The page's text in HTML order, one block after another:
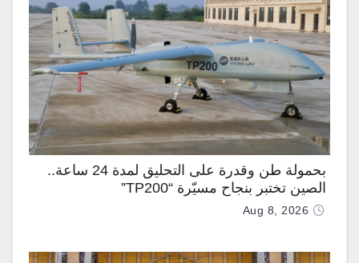
بحمولة طن وقدرة على التحليق لمدة 24 ساعة..
الصين تختبر بنجاح مسيّرة “TP200”
Aug 8, 2026